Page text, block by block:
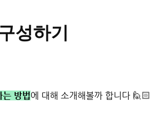
성하기
방법에 대해 소개해볼까 합니다 🙋🏻